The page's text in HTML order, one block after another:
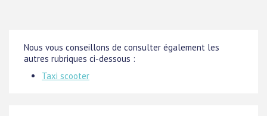
Nous vous conseillons de consulter également les
autres rubriques ci-dessous :
Taxi scooter